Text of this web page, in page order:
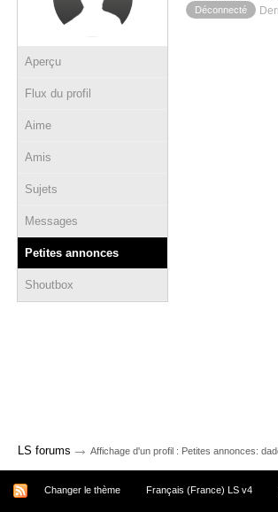
Aperçu
Flux du profil
Aime
Amis
Sujets
Messages
Petites annonces
Shoutbox
Déconnecté
LS forums → Affichage d'un profil : Petites annonces:
Changer le thème Français (France) LS v4